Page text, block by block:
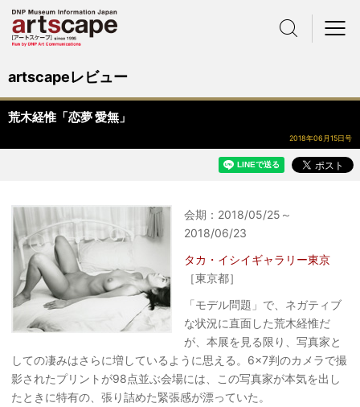
artscapeレビュー
荒木経惟「恋夢 愛無」
2018年06月15日号
会期：2018/05/25～
2018/06/23
タカ・イシイギャラリー東京
［東京都］
「モデル問題」で、ネガティブ
な状況に直面した荒木経惟だ
が、本展を見る限り、写真家と
しての凄みはさらに増しているように思える。6×7判のカメラで撮
影されたプリントが98点並ぶ会場には、この写真家が本気を出し
たときに特有の、張り詰めた緊張感が漂っていた。
サイト内検索